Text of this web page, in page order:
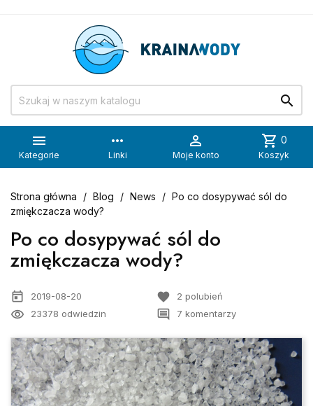


Kategorie
more_horiz
Linki

Moje konto
shopping_cart 0
Koszyk
Strona główna Blog News
Po co dosypywać sól do
zmiękczacza wody?
Po co dosypywać sól do
zmiękczacza wody?
today 2019-08-20 favorite 2 polubień
remove_red_eye 23378 odwiedzin comment 7 komentarzy